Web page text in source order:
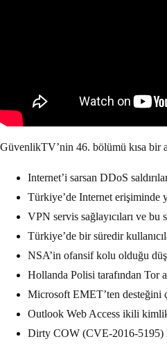
GüvenlikTV’nin 46. bölümü kısa bir
Internet’i sarsan DDoS
Türkiye’de Internet erişiminde
VPN servis sağlayıcıları ve bu
Türkiye’de bir süredir
NSA’in ofansif kolu olduğu
Hollanda Polisi tarafından Tor
Microsoft EMET’ten desteğini
Outlook Web Access ikili
Dirty COW (CVE-2016-5195)